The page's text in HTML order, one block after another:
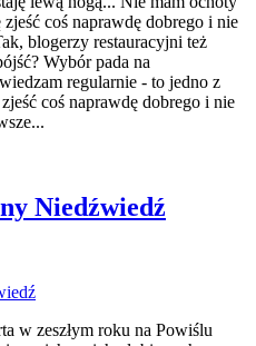
coś naprawdę dobrego i nie
blogerzy restauracyjni też
Wybór pada na
regularnie - to jedno z
coś naprawdę dobrego i nie
Niedźwiedź
w zeszłym roku na Powiślu